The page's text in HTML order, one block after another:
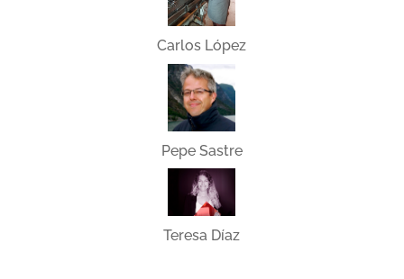
Carlos López
Pepe Sastre
Teresa Díaz